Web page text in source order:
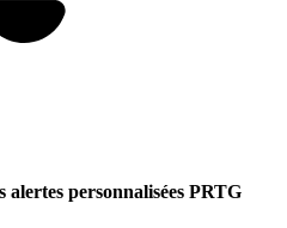
alertes personnalisées PRTG